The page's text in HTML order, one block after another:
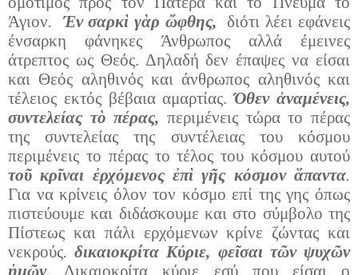
Άγιον. Έν σαρκὶ γὰρ ὤφθης,
διότι λέει εφάνεις
ένσαρκη φάνηκες Άνθρωπος αλλά έμεινες
άτρεπτος ως Θεός. Δηλαδή δεν έπαψες να είσαι
και Θεός αληθινός και άνθρωπος αληθινός και
τέλειος εκτός βέβαια αμαρτίας.Όθεν ἀναμένεις,
συντελείας τὸ πέρας, περιμένεις τώρα το πέρας
της συντελείας της συντέλειας του κόσμου
περιμένεις το πέρας το τέλος του κόσμου αυτού
τοῦ κρῖναι ἐρχόμενος ἐπὶ γῆς κόσμον ἅπαντα.
Για να κρίνεις όλον τον κόσμο επί της γης όπως
πιστεύουμε και διδάσκουμε και στο σύμβολο της
Πίστεως και πάλι ερχόμενων κρίνε ζώντας και
νεκρούς. δικαιοκρίτα Κύριε, φεῖσαι τῶν ψυχῶν
ἡμῶν. Δικαιοκρίτα κύριε εσύ που είσαι ο